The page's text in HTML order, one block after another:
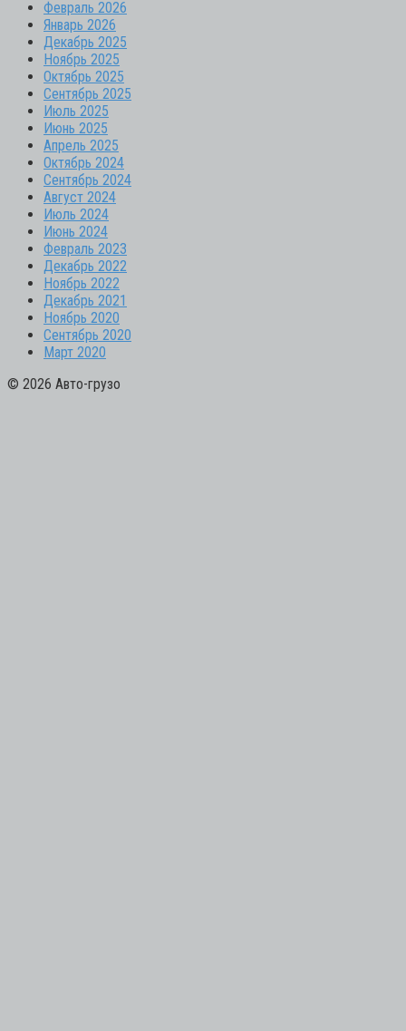
Февраль 2026
Январь 2026
Декабрь 2025
Ноябрь 2025
Октябрь 2025
Сентябрь 2025
Июль 2025
Июнь 2025
Апрель 2025
Октябрь 2024
Сентябрь 2024
Август 2024
Июль 2024
Июнь 2024
Февраль 2023
Декабрь 2022
Ноябрь 2022
Декабрь 2021
Ноябрь 2020
Сентябрь 2020
Март 2020
© 2026 Авто-грузо